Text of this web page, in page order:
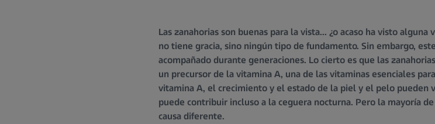
Las zanahorias son buenas para la vista... ¿o acaso ha visto
no tiene gracia, sino ningún tipo de fundamento. Sin embargo,
acompañado durante generaciones. Lo cierto es que las
un precursor de la vitamina A, una de las vitaminas esenciales
vitamina A, el crecimiento y el estado de la piel y el pelo pueden
puede contribuir incluso a la ceguera nocturna. Pero la mayoría
causa diferente.